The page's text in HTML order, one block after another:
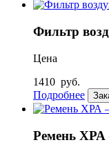
Фильтр
Цена
1410 руб.
Подробнее
Ремень ХРА